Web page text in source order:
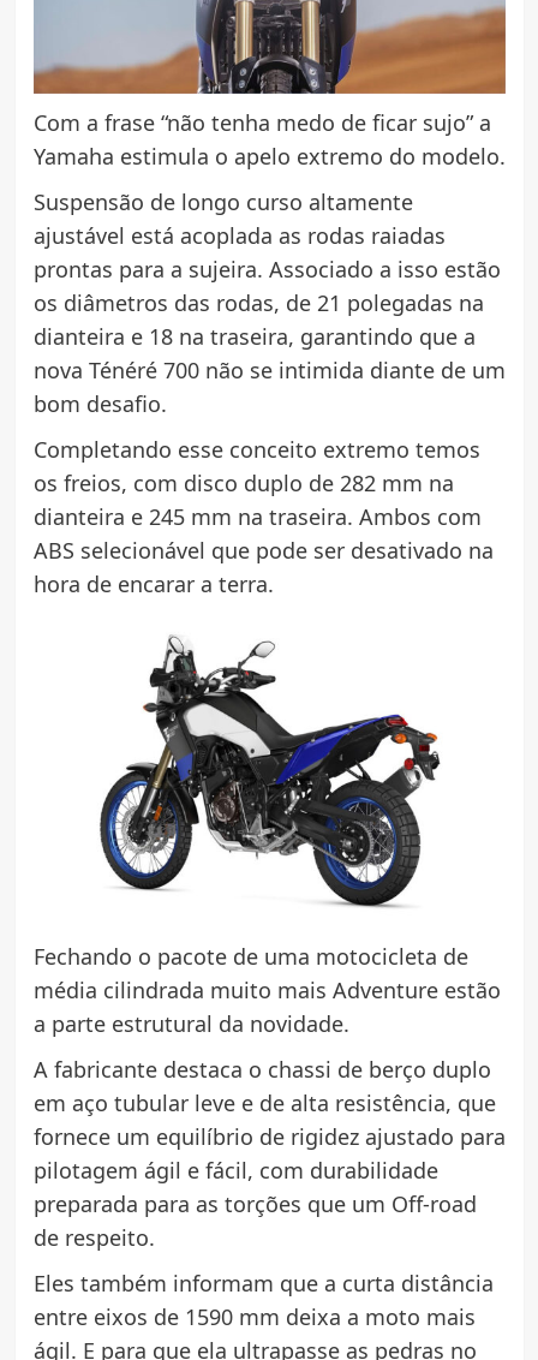
Com a frase “não tenha medo de ficar sujo” a
Yamaha estimula o apelo extremo do modelo.
Suspensão de longo curso altamente
ajustável está acoplada as rodas raiadas
prontas para a sujeira. Associado a isso estão
os diâmetros das rodas, de 21 polegadas na
dianteira e 18 na traseira, garantindo que a
nova Ténéré 700 não se intimida diante de um
bom desafio.
Completando esse conceito extremo temos
os freios, com disco duplo de 282 mm na
dianteira e 245 mm na traseira. Ambos com
ABS selecionável que pode ser desativado na
hora de encarar a terra.
Fechando o pacote de uma motocicleta de
média cilindrada muito mais Adventure estão
a parte estrutural da novidade.
A fabricante destaca o chassi de berço duplo
em aço tubular leve e de alta resistência, que
fornece um equilíbrio de rigidez ajustado para
pilotagem ágil e fácil, com durabilidade
preparada para as torções que um Off-road
de respeito.
Eles também informam que a curta distância
entre eixos de 1590 mm deixa a moto mais
ágil. E para que ela ultrapasse as pedras no